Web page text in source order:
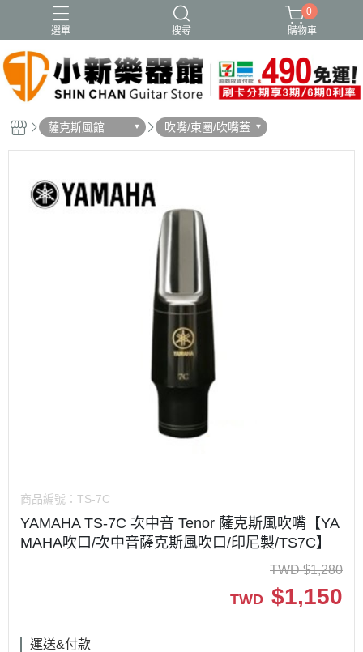
選單 搜尋
0
購物車
薩克斯風館 吹嘴/束圈/吹嘴蓋
商品編號： TS-7C
YAMAHA TS-7C 次中音 Tenor 薩克斯風吹嘴【YA
MAHA吹口/次中音薩克斯風吹口/印尼製/TS7C】
TWD $1,280
TWD $1,150
運送&付款